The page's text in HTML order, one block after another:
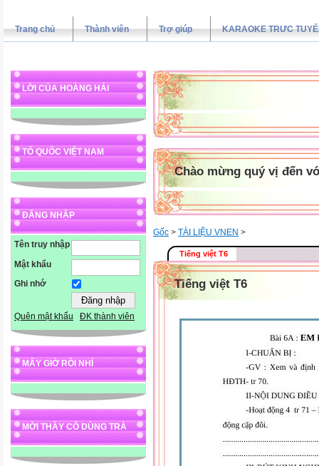
Trang chủ Thành viên Trợ giúp KARAOKE TRƯC
LỜI CỦA HOÀNG HẢI
TỔ QUỐC VIỆT NAM
ĐĂNG NHẬP
Tên truy nhập
Mật khẩu
Ghi nhớ
Quên mật khẩu ĐK thành viên
MẤY GIỜ RỒI NHỈ
MỜI THẦY CÔ DÙNG TRÀ
Chào mừng quý vị đến
Gốc > TÀI LIỆU VNEN >
Tiếng việt T6
Tiếng việt T6